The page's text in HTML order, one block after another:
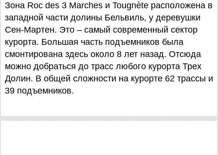
Зона Roc des 3 Marches и Tougnète расположена в
западной части долины Бельвиль, у деревушки
Сен-Мартен. Это – самый современный сектор
курорта. Большая часть подъемников была
смонтирована здесь около 8 лет назад. Отсюда
можно добраться до трасс любого курорта Трех
Долин. В общей сложности на курорте 62 трассы и
39 подъемников.